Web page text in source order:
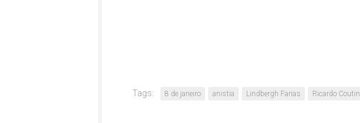
Tags: 8 de janeiro anistia Lindbergh Farias Ricardo